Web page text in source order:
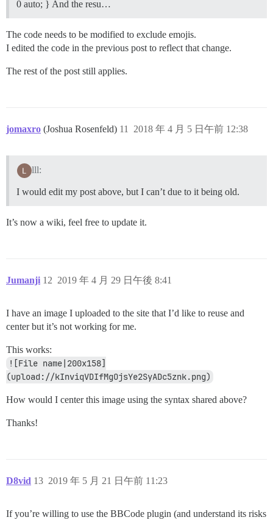
0 auto; } And the resu…
The code needs to be modified to exclude emojis.
I edited the code in the previous post to reflect that change.
The rest of the post still applies.
jomaxro (Joshua Rosenfeld) 2018 年 4 月 5 日午前 12:38
11
lll:
I would edit my post above, but I can’t due to it being old.
It’s now a wiki, feel free to update it.
Jumanji 2019 年 4 月 29 日午後 8:41
12
I have an image I uploaded to the site that I’d like to reuse and
center but it’s not working for me.
This works:
![File name|200x158]
(upload://kInviqVDIfMgOjsYe2SyADc5znk.png)
How would I center this image using the syntax shared above?
Thanks!
D8vid 2019 年 5 月 21 日午前 11:23
13
If you’re willing to use the BBCode plugin (and understand its risks